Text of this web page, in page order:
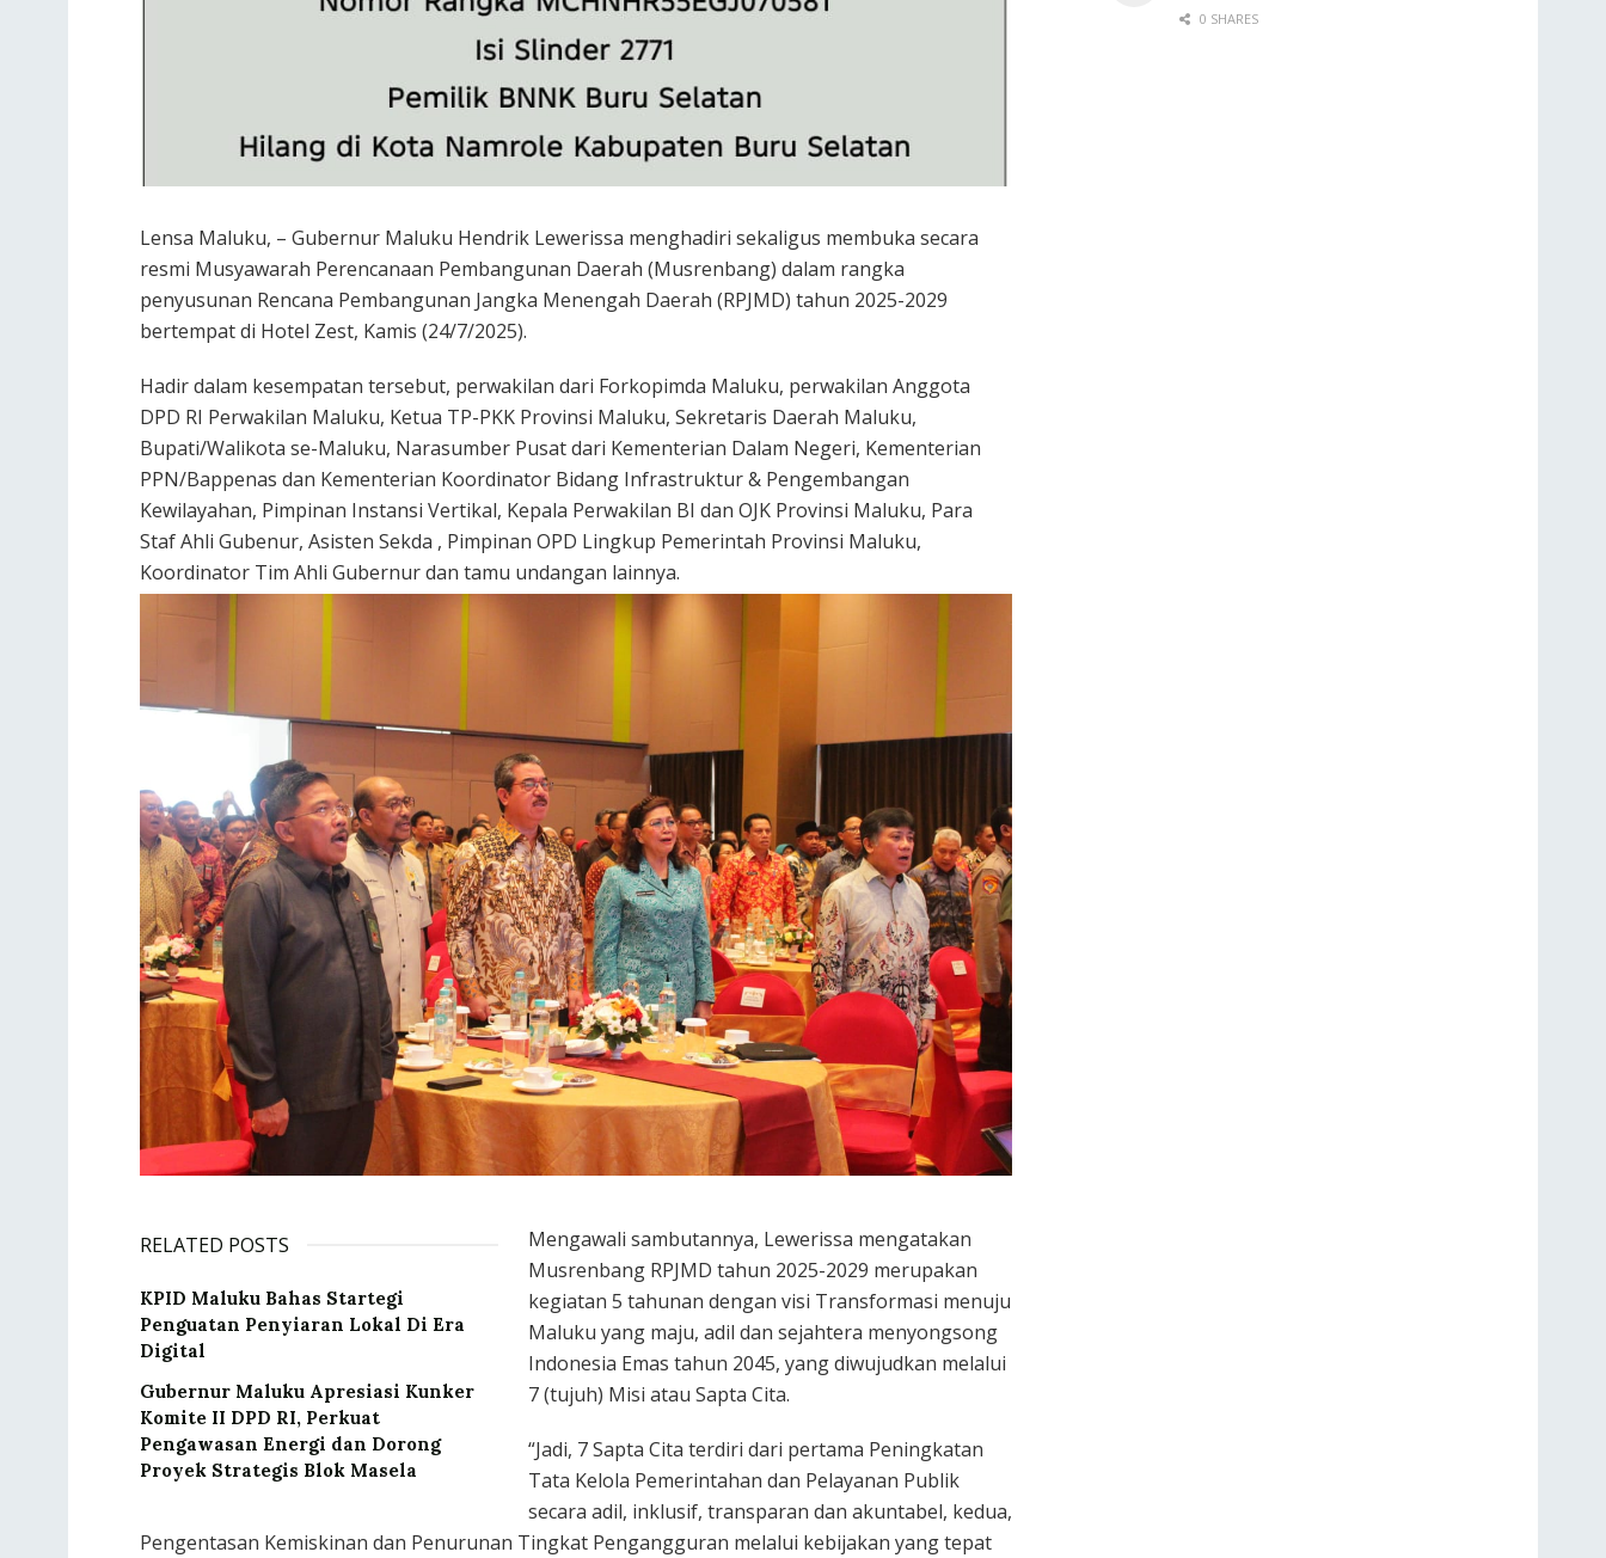
Lensa Maluku, – Gubernur Maluku Hendrik Lewerissa menghadiri sekaligus membuka secara
resmi Musyawarah Perencanaan Pembangunan Daerah (Musrenbang) dalam rangka
penyusunan Rencana Pembangunan Jangka Menengah Daerah (RPJMD) tahun 2025-2029
bertempat di Hotel Zest, Kamis (24/7/2025).
Hadir dalam kesempatan tersebut, perwakilan dari Forkopimda Maluku, perwakilan Anggota
DPD RI Perwakilan Maluku, Ketua TP-PKK Provinsi Maluku, Sekretaris Daerah Maluku,
Bupati/Walikota se-Maluku, Narasumber Pusat dari Kementerian Dalam Negeri, Kementerian
PPN/Bappenas dan Kementerian Koordinator Bidang Infrastruktur & Pengembangan
Kewilayahan, Pimpinan Instansi Vertikal, Kepala Perwakilan BI dan OJK Provinsi Maluku, Para
Staf Ahli Gubenur, Asisten Sekda , Pimpinan OPD Lingkup Pemerintah Provinsi Maluku,
Koordinator Tim Ahli Gubernur dan tamu undangan lainnya.
RELATED POSTS
KPID Maluku Bahas Startegi
Penguatan Penyiaran Lokal Di Era
Digital
Gubernur Maluku Apresiasi Kunker
Komite II DPD RI, Perkuat
Pengawasan Energi dan Dorong
Proyek Strategis Blok Masela
Mengawali sambutannya, Lewerissa mengatakan
Musrenbang RPJMD tahun 2025-2029 merupakan
kegiatan 5 tahunan dengan visi Transformasi menuju
Maluku yang maju, adil dan sejahtera menyongsong
Indonesia Emas tahun 2045, yang diwujudkan melalui
7 (tujuh) Misi atau Sapta Cita.
“Jadi, 7 Sapta Cita terdiri dari pertama Peningkatan
Tata Kelola Pemerintahan dan Pelayanan Publik
secara adil, inklusif, transparan dan akuntabel, kedua,
Pengentasan Kemiskinan dan Penurunan Tingkat Pengangguran melalui kebijakan yang tepat
0 SHARES